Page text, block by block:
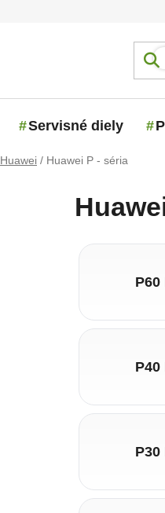
Servisné diely
Huawei / Huawei P - séria
P60
P40
P30